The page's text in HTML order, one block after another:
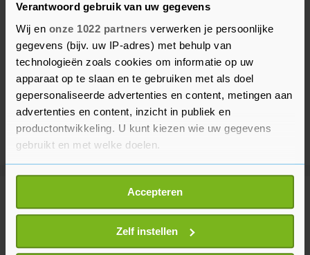
Verantwoord gebruik van uw gegevens
Wij en onze 1022 partners verwerken je persoonlijke
gegevens (bijv. uw IP-adres) met behulp van
technologieën zoals cookies om informatie op uw
apparaat op te slaan en te gebruiken met als doel
gepersonaliseerde advertenties en content, metingen aan
advertenties en content, inzicht in publiek en
productontwikkeling. U kunt kiezen wie uw gegevens
gebruikt en met welke doelen.
Als u het toestaat, willen we ook graag:
Informatie verzamelen over uw geografische
locatie, die tot een paar meter nauwkeurig kan zijn
Uw apparaat identificeren door het actief te
scannen op specifieke eigenschappen (fingerprinting)
Accepteren
Zelf instellen
Meer uit Gezond
DNA-test in Erasmus MC tegen